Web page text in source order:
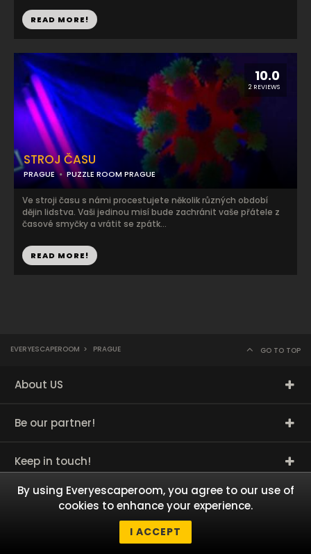
READ MORE!
10.0
2 REVIEWS
STROJ ČASU
PRAGUE PUZZLE ROOM PRAGUE
Ve stroji času s námi procestujete několik různých období
dějin lidstva. Vaši jedinou misí bude zachránit vaše přátele z
časové smyčky a vrátit se zpátk...
READ MORE!
EVERYESCAPEROOM > PRAGUE GO TO TOP
About US
Be our partner!
Keep in touch!
Most popular cities
By using Everyescaperoom, you agree to our use of
cookies to enhance your experience.
I ACCEPT